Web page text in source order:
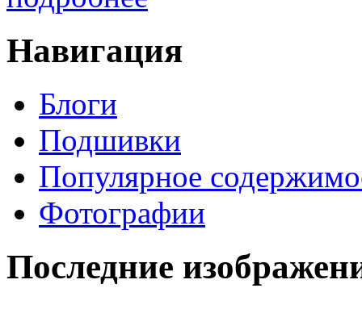
Навигация
Блоги
Подшивки
Популярное
Фотографии
Последние